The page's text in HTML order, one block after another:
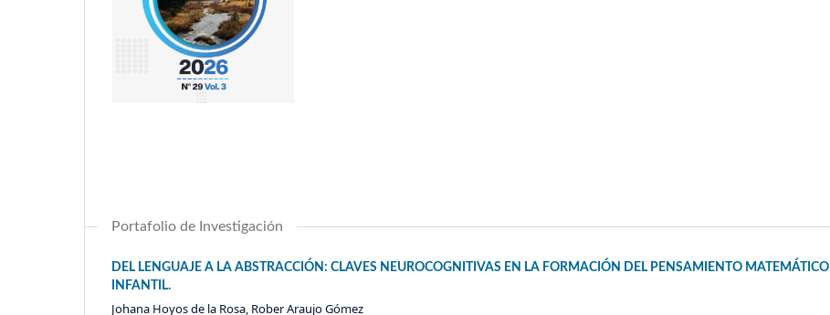
Portafolio de Investigación
DEL LENGUAJE A LA ABSTRACCIÓN: CLAVES NEUROCOGNITIVAS EN LA FORMACIÓN DEL PENSAMIENTO MATEMÁTICO
INFANTIL.
Johana Hoyos de la Rosa, Rober Araujo Gómez